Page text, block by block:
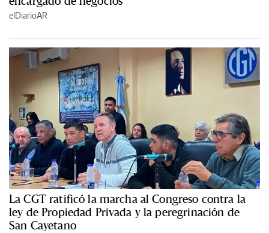
elDiarioAR
La CGT ratificó la marcha al Congreso contra la
ley de Propiedad Privada y la peregrinación de
San Cayetano